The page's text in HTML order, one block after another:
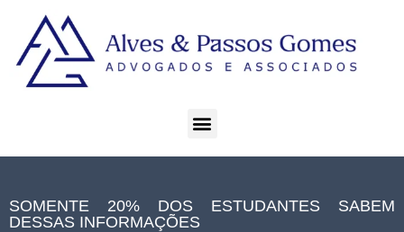
SOMENTE 20% DOS ESTUDANTES SABEM
DESSAS INFORMAÇÕES